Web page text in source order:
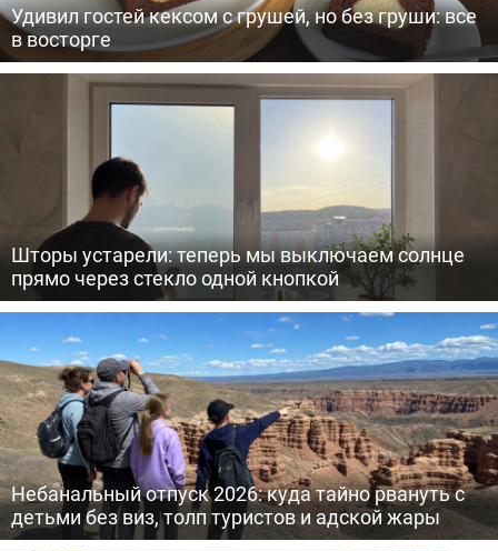
Удивил гостей кексом с грушей, но без груши: все
в восторге
Шторы устарели: теперь мы выключаем солнце
прямо через стекло одной кнопкой
Небанальный отпуск 2026: куда тайно рвануть с
детьми без виз, толп туристов и адской жары